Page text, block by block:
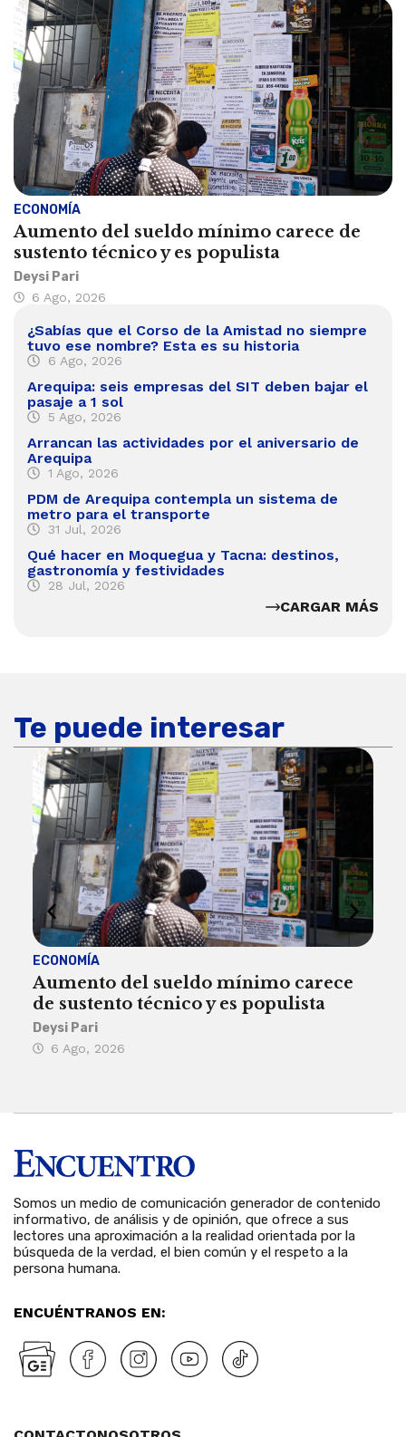
ECONOMÍA
Aumento del sueldo mínimo carece de
sustento técnico y es populista
Deysi Pari
6 Ago, 2026
¿Sabías que el Corso de la Amistad no siempre
tuvo ese nombre? Esta es su historia
6 Ago, 2026
Arequipa: seis empresas del SIT deben bajar el
pasaje a 1 sol
5 Ago, 2026
Arrancan las actividades por el aniversario de
Arequipa
1 Ago, 2026
PDM de Arequipa contempla un sistema de
metro para el transporte
31 Jul, 2026
Qué hacer en Moquegua y Tacna: destinos,
gastronomía y festividades
28 Jul, 2026
CARGAR MÁS
Te puede interesar
ECONOMÍA
Aumento del sueldo mínimo carece
de sustento técnico y es populista
Deysi Pari
6 Ago, 2026
Somos un medio de comunicación generador de contenido
informativo, de análisis y de opinión, que ofrece a sus
lectores una aproximación a la realidad orientada por la
búsqueda de la verdad, el bien común y el respeto a la
persona humana.
ENCUÉNTRANOS EN: